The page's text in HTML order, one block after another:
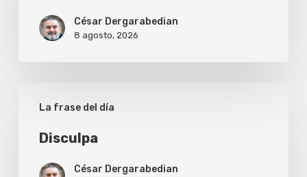
César Dergarabedian
8 agosto, 2026
La frase del día
Disculpa
César Dergarabedian